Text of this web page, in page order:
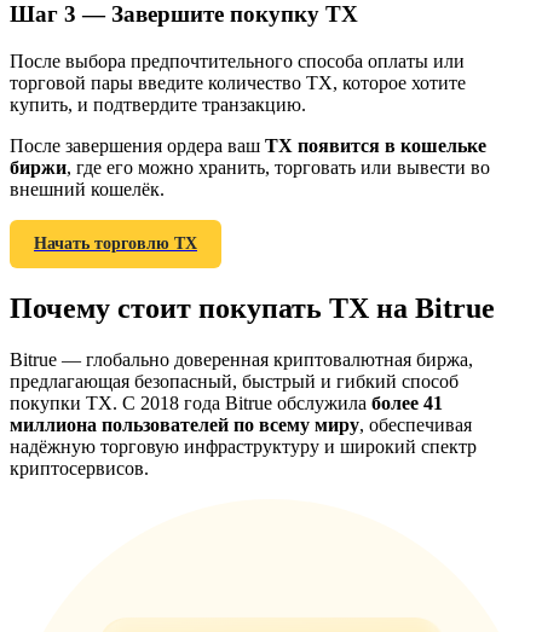
вознаграждения
BTC Welcome Rewards
BTC Welcome Rewards
Deposit & Trade BTC to Share 25000 USDT prize pool!
Шаг 3 —Завершите покупку TX
После выбора предпочтительного способа оплаты или
торговой пары введите количество TX, которое хотите
купить, и подтвердите транзакцию.
После завершения ордера ваш TX появится в кошельке
биржи, где его можно хранить, торговать или вывести во
внешний кошелёк.
Начать торговлю TX
Почему стоит покупать TX на Bitrue
Bitrue — глобально доверенная криптовалютная биржа,
предлагающая безопасный, быстрый и гибкий способ
покупки TX. С 2018 года Bitrue обслужила более 41
миллиона пользователей по всему миру, обеспечивая
надёжную торговую инфраструктуру и широкий спектр
криптосервисов.